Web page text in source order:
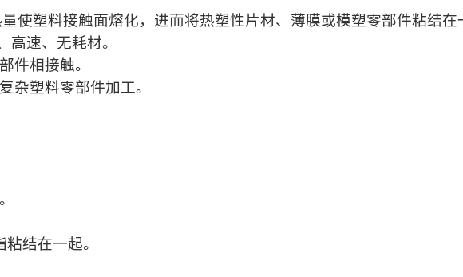
使塑料接触面熔化，进而将热塑性片材、薄膜或模塑零部件粘结在
高速、无耗材。
件相接触。
杂塑料零部件加工。
结在一起。